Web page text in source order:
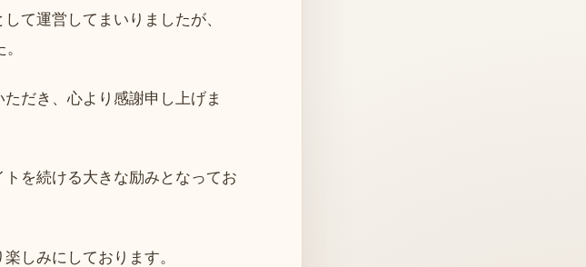
て運営してまいりましたが、
だき、心より感謝申し上げま
を続ける大きな励みとなってお
しみにしております。